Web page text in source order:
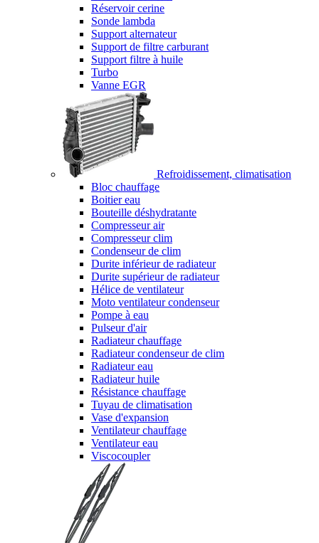
Réservoir cerine
Sonde lambda
Support alternateur
Support de filtre carburant
Support filtre à huile
Turbo
Vanne EGR
Refroidissement, climatisation
Bloc chauffage
Boitier eau
Bouteille déshydratante
Compresseur air
Compresseur clim
Condenseur de clim
Durite inférieur de radiateur
Durite supérieur de radiateur
Hélice de ventilateur
Moto ventilateur condenseur
Pompe à eau
Pulseur d'air
Radiateur chauffage
Radiateur condenseur de clim
Radiateur eau
Radiateur huile
Résistance chauffage
Tuyau de climatisation
Vase d'expansion
Ventilateur chauffage
Ventilateur eau
Viscocoupler